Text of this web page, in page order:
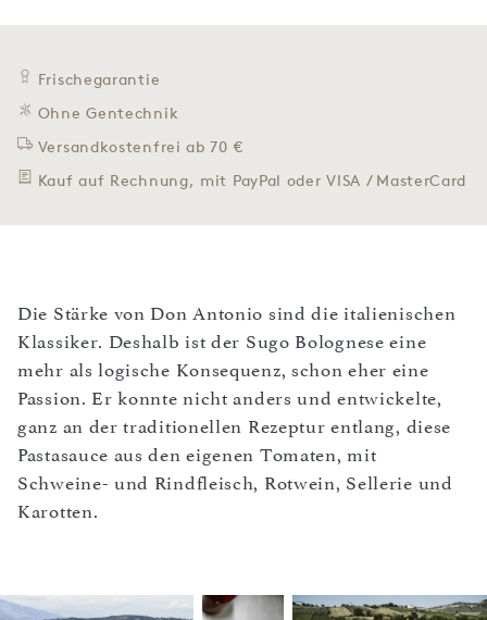
Frischegarantie
Ohne Gentechnik
Versandkostenfrei ab 70 €
Kauf auf Rechnung, mit PayPal oder VISA / MasterCard
Die Stärke von Don Antonio sind die italienischen
Klassiker. Deshalb ist der Sugo Bolognese eine
mehr als logische Konsequenz, schon eher eine
Passion. Er konnte nicht anders und entwickelte,
ganz an der traditionellen Rezeptur entlang, diese
Pastasauce aus den eigenen Tomaten, mit
Schweine- und Rindfleisch, Rotwein, Sellerie und
Karotten.